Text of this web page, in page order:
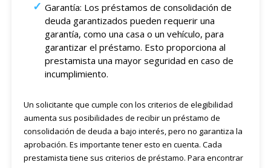
Garantía: Los préstamos de consolidación de
deuda garantizados pueden requerir una
garantía, como una casa o un vehículo, para
garantizar el préstamo. Esto proporciona al
prestamista una mayor seguridad en caso de
incumplimiento.
Un solicitante que cumple con los criterios de elegibilidad
aumenta sus posibilidades de recibir un préstamo de
consolidación de deuda a bajo interés, pero no garantiza la
aprobación. Es importante tener esto en cuenta. Cada
prestamista tiene sus criterios de préstamo. Para encontrar